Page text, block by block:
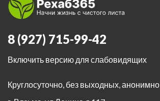
8 (927) 715-99-42
Включить версию для слабовидящих
Круглосуточно, без выходных, анонимно